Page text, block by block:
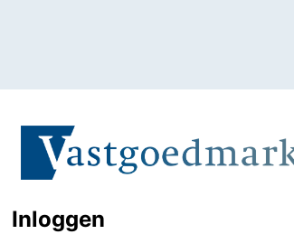
Inloggen